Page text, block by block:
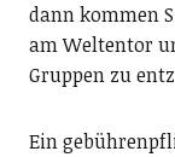
dann kommen
am Weltentor
Gruppen zu
Ein